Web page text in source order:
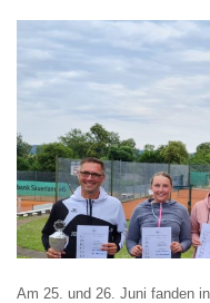
Am 25. und 26. Juni fanden